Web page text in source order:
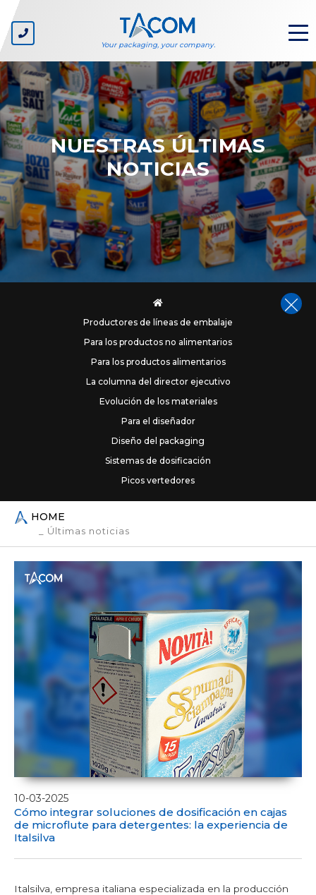
Your packaging, your company.
QUIÉNES
SOMOS
Nuestra empresa
Nuestros valores
Ecosostenibilidad
SECTORES
Gran distribución – marcas blancas
Productores de bienes de consumo corriente
Fabricantes de cajas de cartón
PICOS VERTEDORES
CERTIFICACIONES
PRODUCTOS ALIMENTARIOS
Aditivos y alimentos en polvo
Comida para bebés
Comida saludable
Té, café y bebidas instantáneas
Cereales y legumbres
Almidones
Cereales en grano y de desayuno
Semillas y legumbres
Azúcar y sazonadores
Condimentos congelados
Condimentos y especias
Golosinas y decoraciones de repostería
Azúcares y edulcorantes
PRODUCTOS NO ALIMENTARIOS
Aditivos y detergentes
Detergentes en polvo
NUESTRAS ÚLTIMAS
NOTICIAS
Productores de líneas de embalaje
Para los productos no alimentarios
Para los productos alimentarios
La columna del director ejecutivo
Evolución de los materiales
Para el diseñador
Diseño del packaging
Sistemas de dosificación
Picos vertedores
HOME
_ Últimas noticias
10-03-2025
Cómo integrar soluciones de dosificación en cajas
de microflute para detergentes: la experiencia de
Italsilva
Italsilva, empresa italiana especializada en la producción